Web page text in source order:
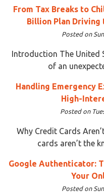
From Tax Breaks to
Billion Plan Driving
Posted on
Introduction The United
of an
Handling Emergency
High-
Posted on
Why Credit Cards
cards aren’t the
Google Authenticator:
Your
Posted on